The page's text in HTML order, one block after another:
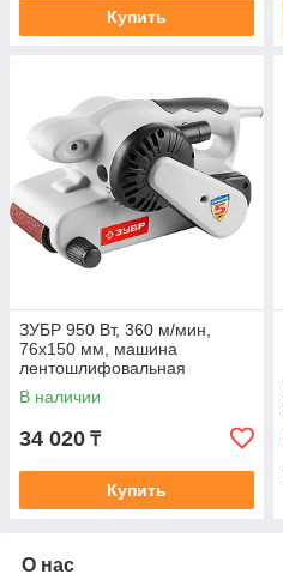
Купить
ЗУБР 950 Вт, 360 м/мин,
76х150 мм, машина
лентошлифовальная
ЗЛШМ-76-950
В наличии
34 020 ₸
Купить
О нас